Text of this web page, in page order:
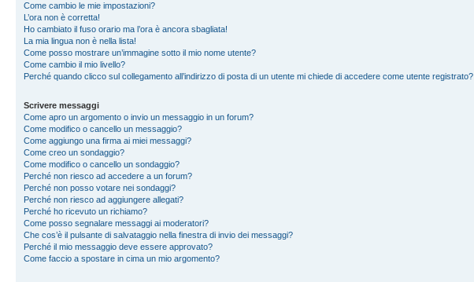
Come cambio le mie impostazioni?
L’ora non è corretta!
Ho cambiato il fuso orario ma l’ora è ancora sbagliata!
La mia lingua non è nella lista!
Come posso mostrare un’immagine sotto il mio nome utente?
Come cambio il mio livello?
Perché quando clicco sul collegamento all’indirizzo di posta di un utente mi chiede di accedere come utente registrato?
Scrivere messaggi
Come apro un argomento o invio un messaggio in un forum?
Come modifico o cancello un messaggio?
Come aggiungo una firma ai miei messaggi?
Come creo un sondaggio?
Come modifico o cancello un sondaggio?
Perché non riesco ad accedere a un forum?
Perché non posso votare nei sondaggi?
Perché non riesco ad aggiungere allegati?
Perché ho ricevuto un richiamo?
Come posso segnalare messaggi ai moderatori?
Che cos’è il pulsante di salvataggio nella finestra di invio dei messaggi?
Perché il mio messaggio deve essere approvato?
Come faccio a spostare in cima un mio argomento?